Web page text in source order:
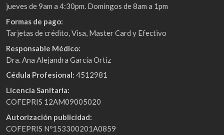
jueves de 9am a 4:30pm. Domingos de 8am a 1pm
Formas de pago:
Tarjetas de crédito, Visa, Master Card y Efectivo
Responsable Médico:
Dra. Ana Alejandra García Ortiz
Cédula Profesional: 4512981
Licencia Sanitaria:
COFEPRIS 12AM09005020
Autorización publicidad:
COFEPRIS Nº153300201A0859